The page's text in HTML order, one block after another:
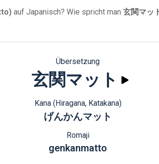
auf Japanisch? Wie spricht man 玄関マッ
Übersetzung
玄関マット
Kana (Hiragana, Katakana)
げんかんマット
Romaji
genkanmatto